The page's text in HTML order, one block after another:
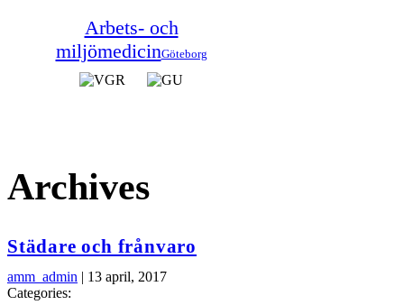
Arbets- och
miljömedicinGöteborg
Archives
Städare och frånvaro
amm_admin | 13 april, 2017
Categories: